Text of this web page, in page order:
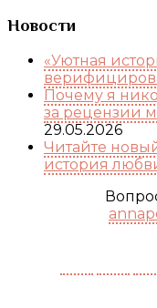
Новости
«Уютная
Почему я
за рецензии
29.05.2026
Читайте
история